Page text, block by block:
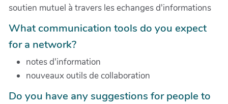
soutien mutuel à travers les echanges d'informations
What communication tools do you expect
for a network?
notes d'information
nouveaux outils de collaboration
Do you have any suggestions for people to